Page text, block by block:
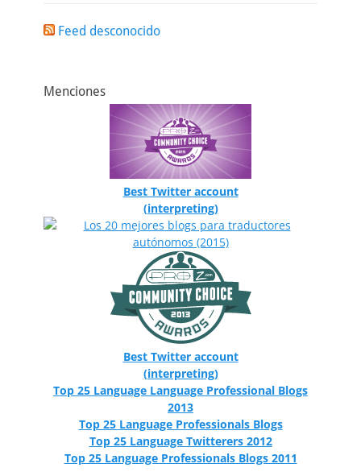
Feed desconocido
Menciones
Best Twitter account
(interpreting)
Best Twitter account
(interpreting)
Top 25 Language Language Professional Blogs
2013
Top 25 Language Professionals Blogs
Top 25 Language Twitterers 2012
Top 25 Language Professionals Blogs 2011